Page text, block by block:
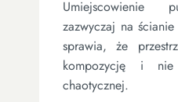
Umiejscowienie
zazwyczaj na
sprawia, że
kompozycję i nie
chaotycznej.